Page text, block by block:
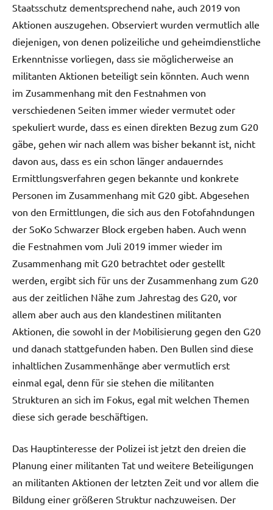
Staatsschutz dementsprechend nahe, auch 2019 von
Aktionen auszugehen. Observiert wurden vermutlich alle
diejenigen, von denen polizeiliche und geheimdienstliche
Erkenntnisse vorliegen, dass sie möglicherweise an
militanten Aktionen beteiligt sein könnten. Auch wenn
im Zusammenhang mit den Festnahmen von
verschiedenen Seiten immer wieder vermutet oder
spekuliert wurde, dass es einen direkten Bezug zum G20
gäbe, gehen wir nach allem was bisher bekannt ist, nicht
davon aus, dass es ein schon länger andauerndes
Ermittlungsverfahren gegen bekannte und konkrete
Personen im Zusammenhang mit G20 gibt. Abgesehen
von den Ermittlungen, die sich aus den Fotofahndungen
der SoKo Schwarzer Block ergeben haben. Auch wenn
die Festnahmen vom Juli 2019 immer wieder im
Zusammenhang mit G20 betrachtet oder gestellt
werden, ergibt sich für uns der Zusammenhang zum G20
aus der zeitlichen Nähe zum Jahrestag des G20, vor
allem aber auch aus den klandestinen militanten
Aktionen, die sowohl in der Mobilisierung gegen den G20
und danach stattgefunden haben. Den Bullen sind diese
inhaltlichen Zusammenhänge aber vermutlich erst
einmal egal, denn für sie stehen die militanten
Strukturen an sich im Fokus, egal mit welchen Themen
diese sich gerade beschäftigen.
Das Hauptinteresse der Polizei ist jetzt den dreien die
Planung einer militanten Tat und weitere Beteiligungen
an militanten Aktionen der letzten Zeit und vor allem die
Bildung einer größeren Struktur nachzuweisen. Der